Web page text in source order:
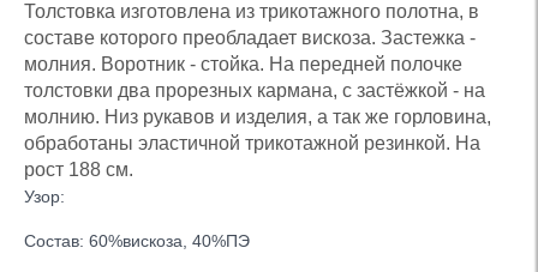
Толстовка изготовлена из трикотажного полотна, в
составе которого преобладает вискоза. Застежка -
молния. Воротник - стойка. На передней полочке
толстовки два прорезных кармана, с застёжкой - на
молнию. Низ рукавов и изделия, а так же горловина,
обработаны эластичной трикотажной резинкой. На
рост 188 см.
Узор:
Состав: 60%вискоза, 40%ПЭ